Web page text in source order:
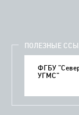
ПОЛЕЗНЫЕ
ФГБУ
УГМС"